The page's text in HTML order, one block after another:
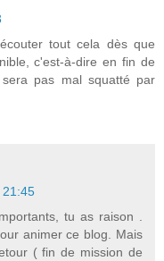
tout cela dès que
c'est-à-dire en fin de
pas mal squatté par
21:45
tu as raison .
animer ce blog. Mais
( fin de mission de